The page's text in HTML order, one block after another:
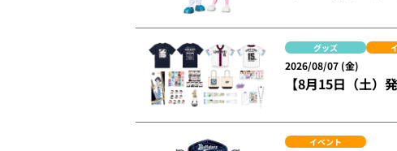
グッズ
2026/08/07 (金)
【8月15日（土）
イベント